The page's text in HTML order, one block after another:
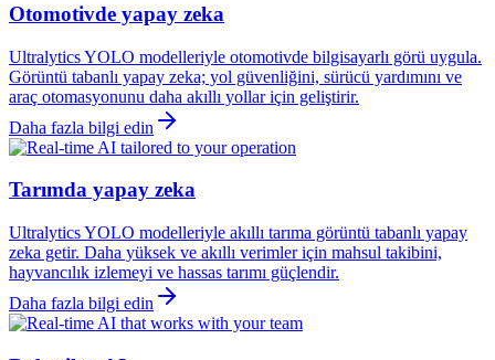
Otomotivde yapay zeka
Ultralytics YOLO modelleriyle otomotivde bilgisayarlı görü uygula.
Görüntü tabanlı yapay zeka; yol güvenliğini, sürücü yardımını ve
araç otomasyonunu daha akıllı yollar için geliştirir.
Daha fazla bilgi edin
Tarımda yapay zeka
Ultralytics YOLO modelleriyle akıllı tarıma görüntü tabanlı yapay
zeka getir. Daha yüksek ve akıllı verimler için mahsul takibini,
hayvancılık izlemeyi ve hassas tarımı güçlendir.
Daha fazla bilgi edin